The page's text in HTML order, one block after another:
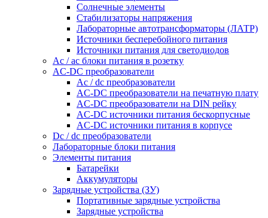
Солнечные элементы
Стабилизаторы напряжения
Лабораторные автотрансформаторы (ЛАТР)
Источники бесперебойного питания
Источники питания для светодиодов
Ac / ac блоки питания в розетку
AC-DC преобразователи
Ac / dc преобразователи
AC-DC преобразователи на печатную плату
AC-DC преобразователи на DIN рейку
AC-DC источники питания бескорпусные
AC-DC источники питания в корпусе
Dc / dc преобразователи
Лабораторные блоки питания
Элементы питания
Батарейки
Аккумуляторы
Зарядные устройства (ЗУ)
Портативные зарядные устройства
Зарядные устройства